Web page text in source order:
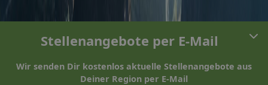
Stellenangebote per E-Mail
Wir senden Dir kostenlos aktuelle Stellenangebote aus
Deiner Region per E-Mail